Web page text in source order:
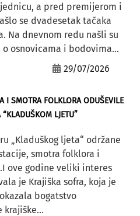
a pred premijerom i
se dvadesetak tačaka
Na dnevnom redu našli su
o osnovicama i bodovima...
29/07/2026
I SMOTRA FOLKLORA ODUŠEVILE
LJETU”
„Kladuškog ljeta“ održane
smotra folklora i
ove godine veliki interes
je Krajiška sofra, koja je
bogatstvo